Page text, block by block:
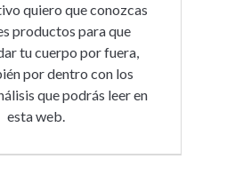
quiero que conozcas
productos para que
tu cuerpo por fuera,
por dentro con los
que podrás leer en
esta web.